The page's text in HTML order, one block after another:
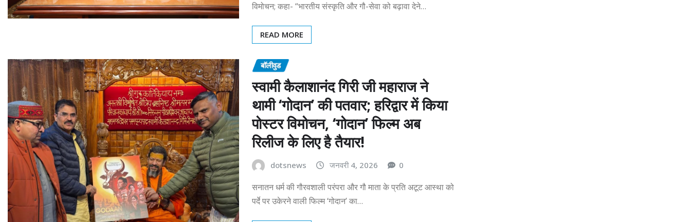
विमोचन; कहा- “भारतीय संस्कृति और गौ-सेवा को बढ़ावा देने…
READ MORE
बॉलीवुड
स्वामी कैलाशानंद गिरी जी महाराज ने
थामी ‘गोदान’ की पतवार; हरिद्वार में किया
पोस्टर विमोचन, ‘गोदान’ फिल्म अब
रिलीज के लिए है तैयार!
dotsnews जनवरी 4, 2026 0
सनातन धर्म की गौरवशाली परंपरा और गौ माता के प्रति अटूट आस्था को
पर्दे पर उकेरने वाली फिल्म ‘गोदान’ का…